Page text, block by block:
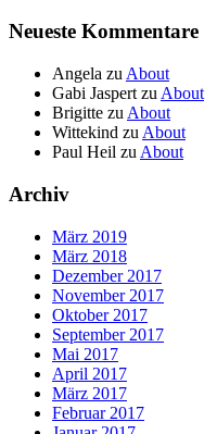
Neueste Kommentare
Angela zu About
Gabi Jaspert zu About
Brigitte zu About
Wittekind zu About
Paul Heil zu About
Archiv
März 2019
März 2018
Dezember 2017
November 2017
Oktober 2017
September 2017
Mai 2017
April 2017
März 2017
Februar 2017